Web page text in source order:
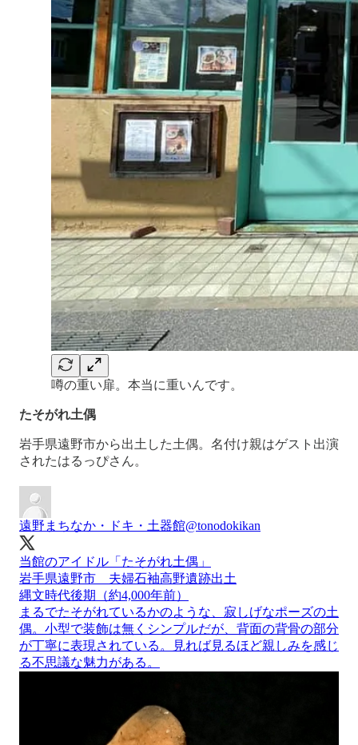
噂の重い扉。本当に重いんです。
たそがれ土偶
岩手県遠野市から出土した土偶。名付け親はゲスト出演
されたはるっぴさん。
遠野まちなか・ドキ・土器館@tonodokikan
当館のアイドル「たそがれ土偶」
岩手県遠野市 夫婦石袖高野遺跡出土
縄文時代後期（約4,000年前）
まるでたそがれているかのような、寂しげなポーズの土
偶。小型で装飾は無くシンプルだが、背面の背骨の部分
が丁寧に表現されている。見れば見るほど親しみを感じ
る不思議な魅力がある。